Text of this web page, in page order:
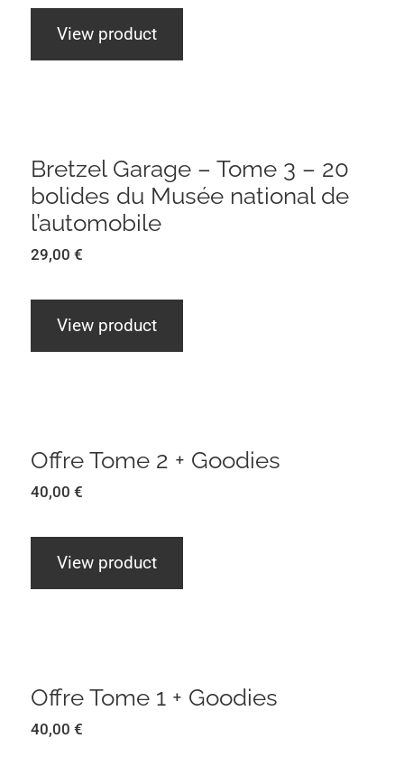
View product
Bretzel Garage – Tome 3 – 20
bolides du Musée national de
l’automobile
29,00€
View product
Offre Tome 2 + Goodies
40,00€
View product
Offre Tome 1 + Goodies
40,00€